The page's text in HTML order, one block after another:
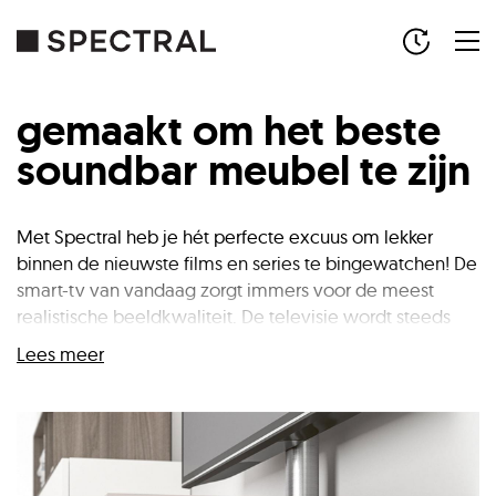
gemaakt om het beste
soundbar meubel te zijn
Met Spectral heb je hét perfecte excuus om lekker
binnen de nieuwste films en series te bingewatchen! De
smart-tv van vandaag zorgt immers voor de meest
realistische beeldkwaliteit. De televisie wordt steeds
platter en weet de weg naar de woonkamer met een
steeds groter beeldformaat te vinden.
Alleen het geluid is nog steeds niet noemenswaardig te
noemen. Je wilt films, muziek en tv niet alleen maar
horen. Je wilt de knal van een explosie, de emotie van
Lees meer